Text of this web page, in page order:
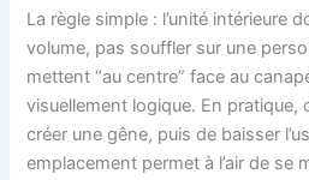
La règle simple : l’unité intérieure
volume, pas souffler sur une
mettent “au centre” face au
visuellement logique. En pratique,
créer une gêne, puis de baisser
emplacement permet à l’air de se